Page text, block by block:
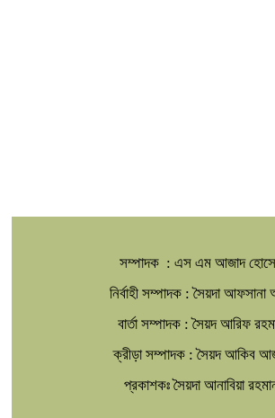
সম্পাদক : এস এম আজাদ
নির্বাহী সম্পাদক : সৈয়দা আফসানা
বার্তা সম্পাদক : সৈয়দ আরিফ
ক্রীড়া সম্পাদক : সৈয়দ আকিব
প্রকাশকঃ সৈয়দা আনাবিয়া